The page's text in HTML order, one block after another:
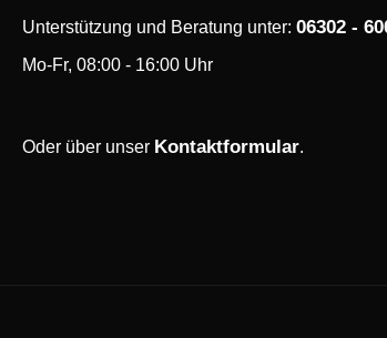
Unterstützung und Beratung unter: 06302 -
Mo-Fr, 08:00 - 16:00 Uhr
Oder über unser Kontaktformular.